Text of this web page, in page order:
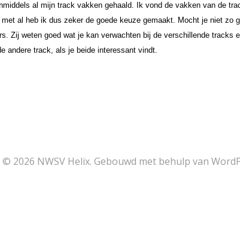
al mijn track vakken gehaald. Ik vond de vakken van de
al heb ik dus zeker de goede keuze gemaakt. Mocht je niet
Zij weten goed wat je kan verwachten bij de verschillende tracks
andere track, als je beide interessant vindt.
© 2026 NWSV Helix. Gebouwd met behulp van